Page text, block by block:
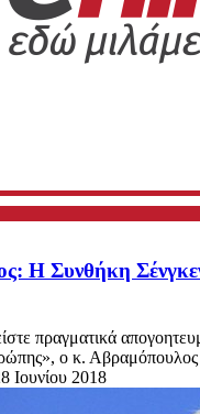
Η Συνθήκη
πραγματικά
ο κ. Αβραμόπουλος
Ιουνίου 2018